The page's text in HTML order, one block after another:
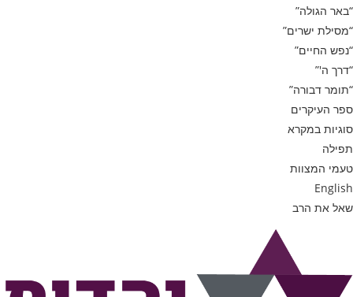
“באר הגולה”
“מסילת ישרים”
“נפש החיים”
“דרך ה'”
“תומר דבורה”
ספר העיקרים
סוגיות במקרא
תפילה
טעמי המצוות
English
שאל את הרב